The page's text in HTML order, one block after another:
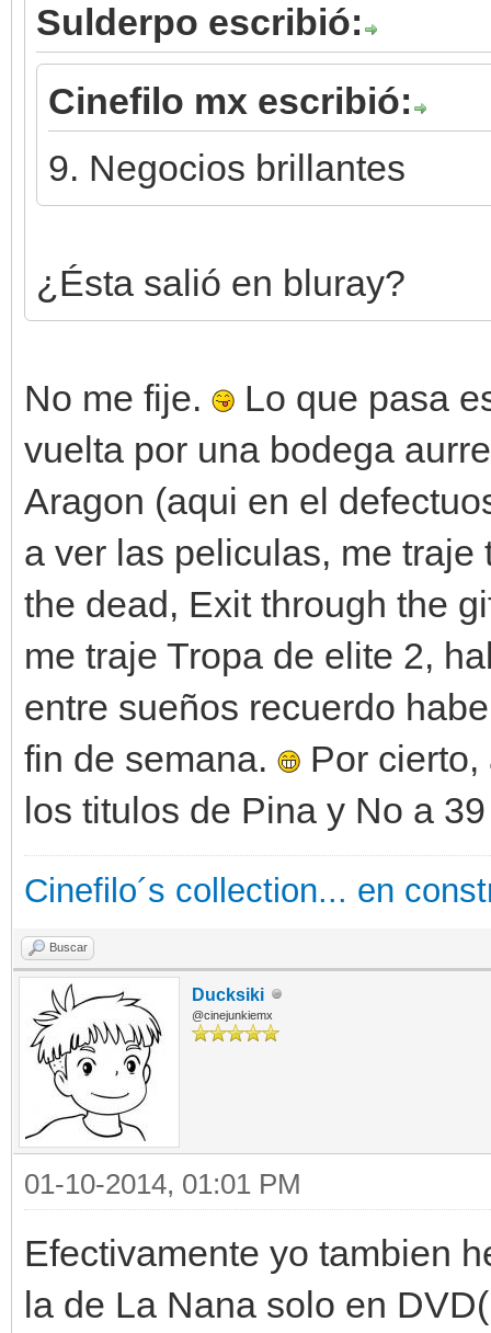
Sulderpo escribió:
Cinefilo mx escribió:
9. Negocios brillantes
¿Ésta salió en bluray?
No me fije.
Lo que pasa
vuelta por una bodega
Aragon (aqui en el
a ver las peliculas, me
the dead, Exit through the
me traje Tropa de elite 2,
entre sueños recuerdo
fin de semana.
Por
los titulos de Pina y No a
Cinefilo´s collection... en
Buscar
Ducksiki
@cinejunkiemx
01-10-2014, 01:01 PM
Efectivamente yo tambien
la de La Nana solo en